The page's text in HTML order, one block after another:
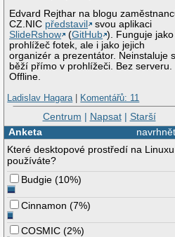
Edvard Rejthar na blogu
CZ.NIC představil
svou aplikaci
SlideRshow
(GitHub ). Funguje jako
prohlížeč fotek, ale i jako jejich
organizér a prezentátor. Neinstaluje
běží přímo v prohlížeči. Bez serveru.
Offline.
Ladislav Hagara| Komentářů: 11
Centrum | Napsat| Starší
Anketa
Které desktopové prostředí na Linuxu
používáte?
Budgie (10%)
Cinnamon (7%)
COSMIC (2%)